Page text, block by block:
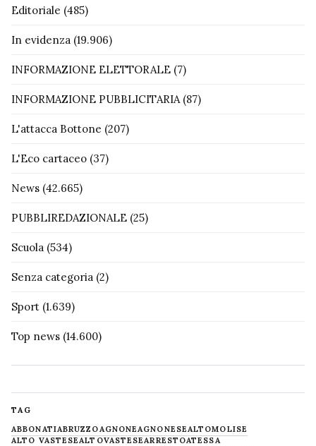
Editoriale (485)
In evidenza (19.906)
INFORMAZIONE ELETTORALE (7)
INFORMAZIONE PUBBLICITARIA(87)
L'attacca Bottone (207)
L'Eco cartaceo (37)
News (42.665)
PUBBLIREDAZIONALE (25)
Scuola (534)
Senza categoria (2)
Sport (1.639)
Top news (14.600)
TAG
ABBONATIABRUZZOAGNONEAGNONESEALTOMOLISE
ALTO VASTESEALTOVASTESEARRESTOATESSA